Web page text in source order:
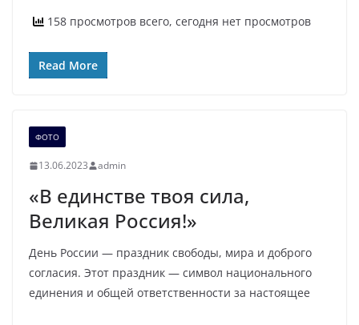
158 просмотров всего, сегодня нет просмотров
Read More
ФОТО
13.06.2023 admin
«В единстве твоя сила,
Великая Россия!»
День России — праздник свободы, мира и доброго
согласия. Этот праздник — символ национального
единения и общей ответственности за настоящее